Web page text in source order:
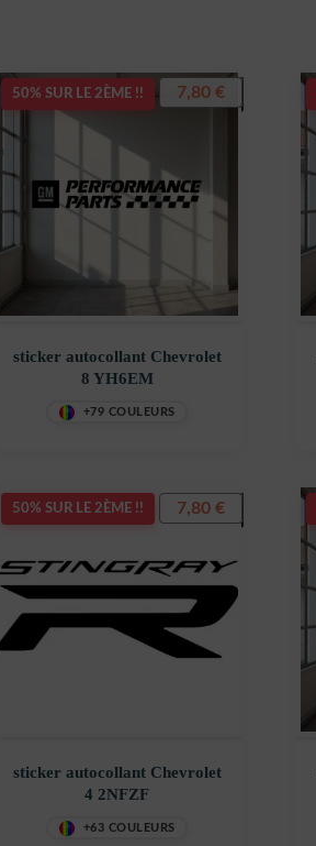
50% SUR LE 2ÈME !!
sticker autocollant Chevrolet
8 YH6EM
+79 COULEURS
7,80€
50% SUR LE 2ÈME !!
sticker autocollant Chevrolet
4 2NFZF
+63 COULEURS
7,80€